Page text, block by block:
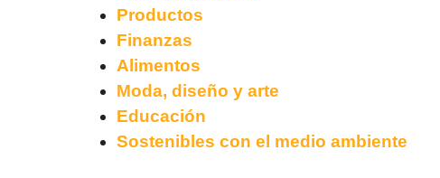
Productos
Finanzas
Alimentos
Moda, diseño y arte
Educación
Sostenibles con el medio ambiente